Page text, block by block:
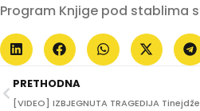
Program Knjige pod stablima
PRETHODNA